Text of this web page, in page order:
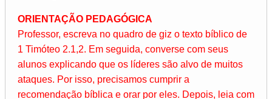
ORIENTAÇÃO PEDAGÓGICA
Professor, escreva no quadro de giz o texto bíblico de
1 Timóteo 2.1,2. Em seguida, converse com seus
alunos explicando que os líderes são alvo de muitos
ataques. Por isso, precisamos cumprir a
recomendação bíblica e orar por eles. Depois, leia com